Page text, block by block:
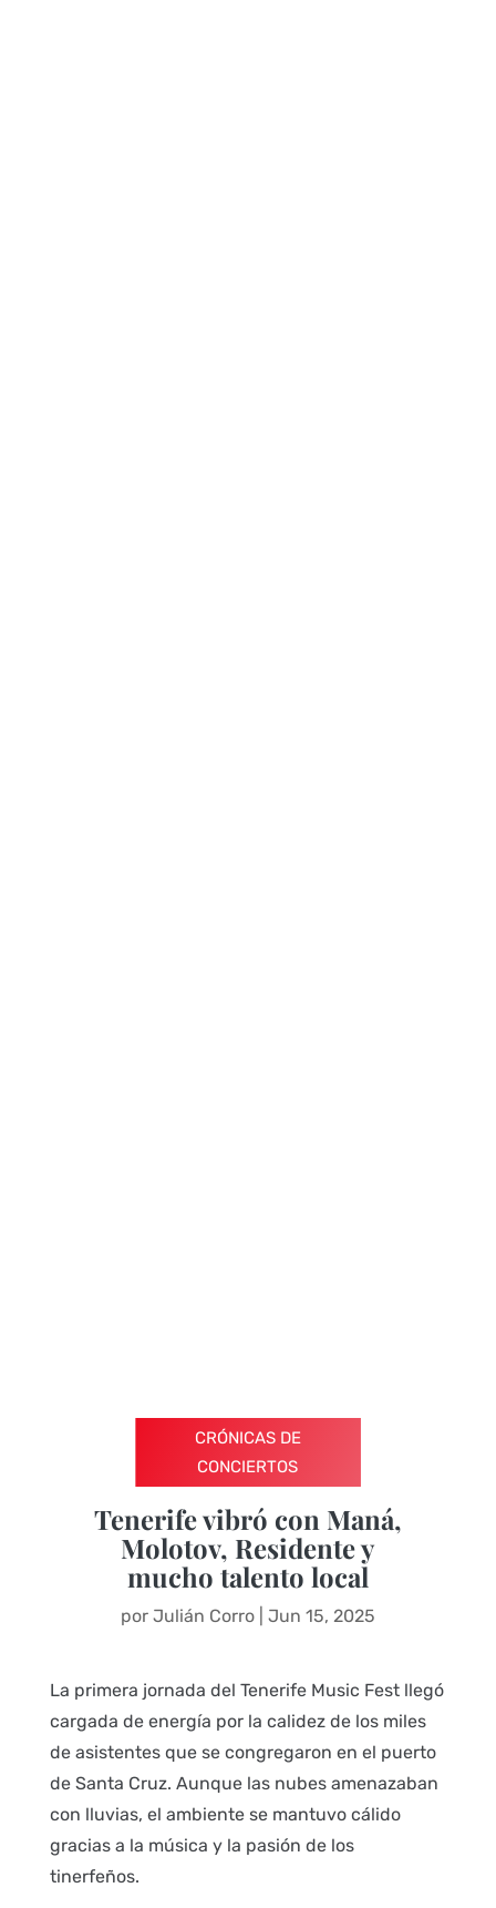
CRÓNICAS DE
CONCIERTOS
Tenerife vibró con Maná,
Molotov, Residente y
mucho talento local
por Julián Corro| Jun 15, 2025
La primera jornada del Tenerife Music Fest llegó
cargada de energía por la calidez de los miles
de asistentes que se congregaron en el puerto
de Santa Cruz. Aunque las nubes amenazaban
con lluvias, el ambiente se mantuvo cálido
gracias a la música y la pasión de los
tinerfeños.